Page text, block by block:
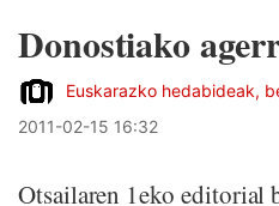
Donostiako
Euskarazko hedabideak,
2011-02-15 16:32
Otsailaren 1eko editorial